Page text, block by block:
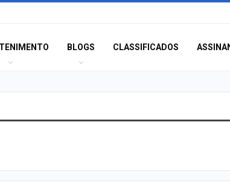
BLOGS CLASSIFICADOS
Champagne: